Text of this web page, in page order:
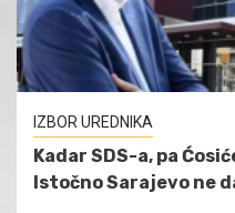
IZBOR UREDNIKA
Kadar SDS-a, pa
Istočno Sarajevo ne